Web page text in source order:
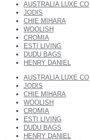
AUSTRALIA LUXE CO
JODIS
CHIE MIHARA
WOOLISH
CROMIA
ESTI LIVING
DUDU BAGS
HENRY DANIEL
AUSTRALIA LUXE CO
JODIS
CHIE MIHARA
WOOLISH
CROMIA
ESTI LIVING
DUDU BAGS
HENRY DANIEL